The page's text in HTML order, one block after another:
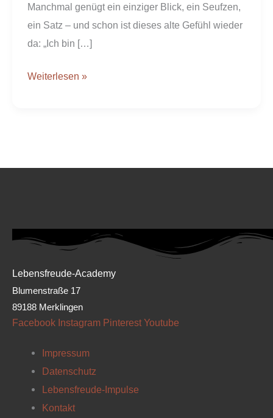
Manchmal genügt ein einziger Blick, ein Seufzen,
ein Satz – und schon ist dieses alte Gefühl wieder
da: „Ich bin […]
dich
davon
befreien
Weiterlesen »
Lebensfreude-Academy
Blumenstraße 17
89188 Merklingen
Facebook Instagram Pinterest Youtube
Impressum
Datenschutz
Lebensfreude-Impulse
Kontakt